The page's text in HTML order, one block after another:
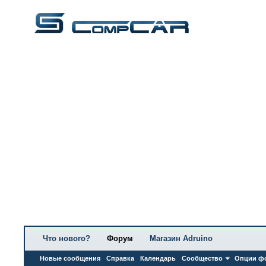
Что нового? Форум
Новые сообщения Справка Календарь Сообщество Опции
Магазин Adruino